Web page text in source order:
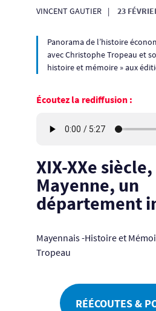
VINCENT GAUTIER 23
Panorama de l’histoire
avec Christophe Tropeau et
histoire et mémoire » aux
Écoutez la rediffusion :
XIX-XXe
Mayenne, un
département
Mayennais -Histoire et
Tropeau
RÉÉCOUTES &